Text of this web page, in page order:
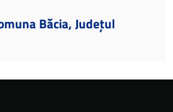
Băcia, Județul